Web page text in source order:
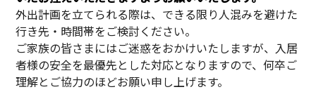
外出計画を立てられる際は、できる限り人混みを避けた
行き先・時間帯をご検討ください。
ご家族の皆さまにはご迷惑をおかけいたしますが、入居
者様の安全を最優先とした対応となりますので、何卒ご
理解とご協力のほどお願い申し上げます。